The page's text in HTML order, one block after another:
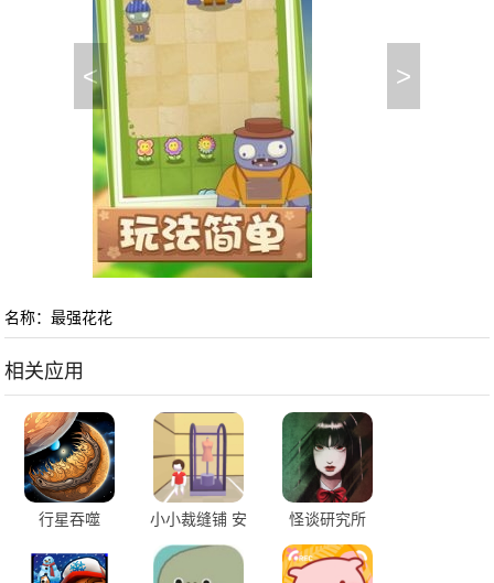
< >
名称：最强花花
相关应用
行星吞噬
小小裁缝铺 安
卓版
怪谈研究所